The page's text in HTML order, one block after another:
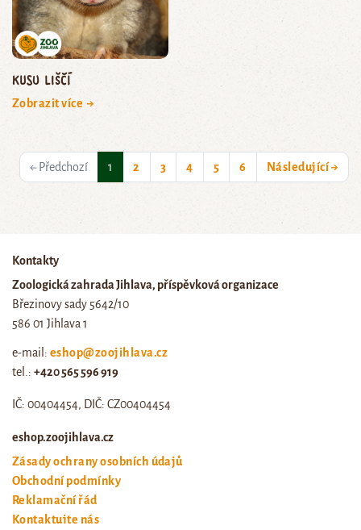
kusu liščí
Zobrazit více →
← Předchozí 1 (current)
2 3 4 5 6 Následující →
Kontakty
Zoologická zahrada Jihlava, příspěvková organizace
Březinovy sady 5642/10
586 01 Jihlava 1
e-mail: eshop@zoojihlava.cz
tel.: +420 565 596 919
IČ: 00404454, DIČ: CZ00404454
eshop.zoojihlava.cz
Zásady ochrany osobních údajů
Obchodní podmínky
Reklamační řád
Kontaktujte nás